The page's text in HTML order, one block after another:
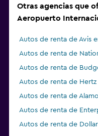
Otras agencias que
Aeropuerto
Autos de renta de Avis
Autos de renta de
Autos de renta de
Autos de renta de Hertz
Autos de renta de
Autos de renta de
Autos de renta de